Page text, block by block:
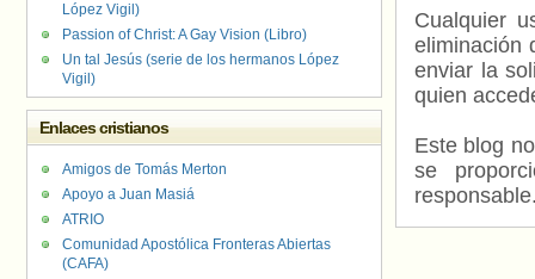
Cualquier
eliminación
enviar la
quien
Este blog
se
López Vigil)
Passion of Christ: A Gay Vision (Libro)
Un tal Jesús (serie de los hermanos López
Vigil)
Enlaces cristianos
Amigos de Tomás Merton
Apoyo a Juan Masiá
ATRIO
Comunidad Apostólica Fronteras Abiertas
(CAFA)